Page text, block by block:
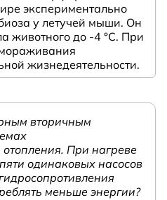
экспериментально
у летучей мыши. Он
животного до -4 °C. При
жизнедеятельности.
вторичным
При нагреве
одинаковых насосов
меньше энергии?